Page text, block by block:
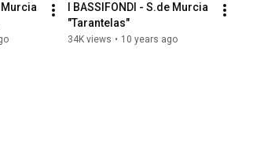
Murcia
I BASSIFONDI - S.de Murcia
"Tarantelas"
34K views • 10 years ago